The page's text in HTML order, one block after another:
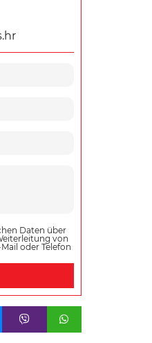
Daten über
von
oder Telefon